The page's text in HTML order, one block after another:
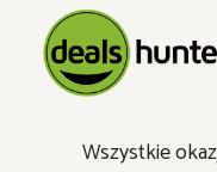
Wszystkie